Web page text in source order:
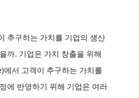
추구하는 가치를 기업의 생산
까. 기업은 가치 창출을 위해
에서 고객이 추구하는 가치를
에 반영하기 위해 기업은 여러